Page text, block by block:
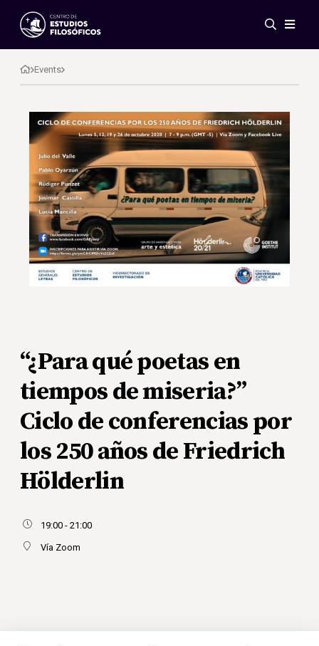
Events
News
Research
Networks
Publications
Gallery
ES
EN
About Us
Members
Regulations
Conventions
Events
“¿Para qué poetas en
tiempos de miseria?”
Ciclo de conferencias por
los 250 años de Friedrich
Hölderlin
19:00 - 21:00
Vía Zoom